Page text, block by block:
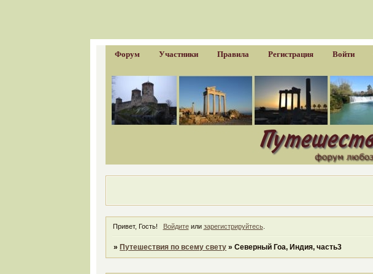
Форум Участники Правила Регистрация Войти
Привет, Гость! Войдитеили зарегистрируйтесь.
»Путешествия по всему свету »Северный Гоа, Индия, часть3